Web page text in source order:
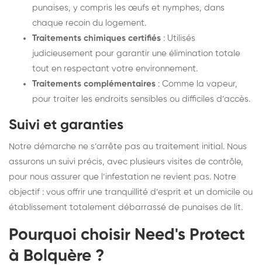
punaises, y compris les œufs et nymphes, dans
chaque recoin du logement.
Traitements chimiques certifiés : Utilisés
judicieusement pour garantir une élimination totale
tout en respectant votre environnement.
Traitements complémentaires : Comme la vapeur,
pour traiter les endroits sensibles ou difficiles d’accès.
Suivi et garanties
Notre démarche ne s’arrête pas au traitement initial. Nous
assurons un suivi précis, avec plusieurs visites de contrôle,
pour nous assurer que l’infestation ne revient pas. Notre
objectif : vous offrir une tranquillité d’esprit et un domicile ou
établissement totalement débarrassé de punaises de lit.
Pourquoi choisir Need's Protect
à Bolquère ?